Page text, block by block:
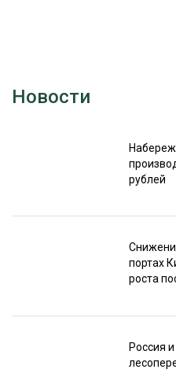
Новости
рублей
портах
роста
Россия